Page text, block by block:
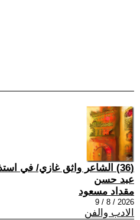
(36) الشاعر واثق غازي/ في
عبد حسن
مقداد مسعود
2026 / 8 / 9
الادب والفن